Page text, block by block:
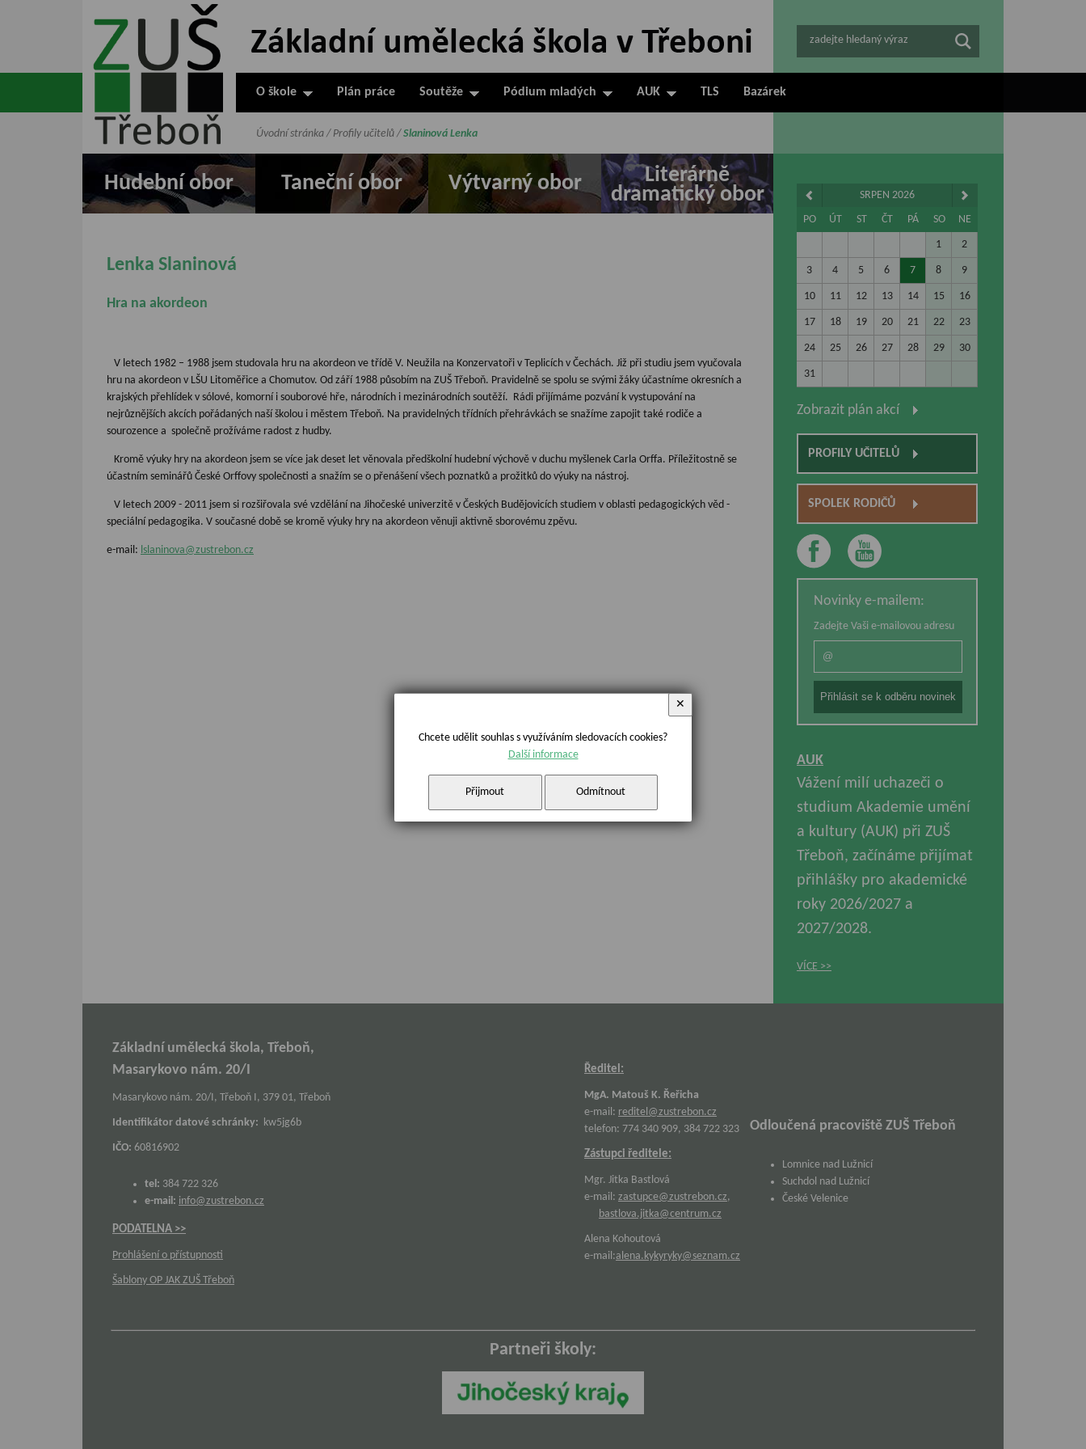
ZUŠ Třeboň -
Základní
umělecká škola
zadejte hledaný výraz
O škole Plán práce Soutěže Pódium mladých AUK TLS Bazárek
Hudební obor Taneční obor Výtvarný obor
Literárně
dramatický obor
Úvodní stránka / Profily učitelů / Slaninová Lenka
Lenka Slaninová
Hra na akordeon
V letech 1982 – 1988 jsem studovala hru na akordeon ve třídě V. Neužila na Konzervatoři v Teplicích v Čechách. Již při studiu jsem vyučovala
hru na akordeon v LŠU Litoměřice a Chomutov. Od září 1988 působím na ZUŠ Třeboň. Pravidelně se spolu se svými žáky účastníme okresních a
krajských přehlídek v sólové, komorní i souborové hře, národních i mezinárodních soutěží. Rádi přijímáme pozvání k vystupování na
nejrůznějších akcích pořádaných naší školou i městem Třeboň. Na pravidelných třídních přehrávkách se snažíme zapojit také rodiče a
sourozence a společně prožíváme radost z hudby.
Kromě výuky hry na akordeon jsem se více jak deset let věnovala předškolní hudební výchově v duchu myšlenek Carla Orffa. Příležitostně se
účastním seminářů České Orffovy společnosti a snažím se o přenášení všech poznatků a prožitků do výuky na nástroj.
V letech 2009 - 2011 jsem si rozšiřovala své vzdělání na Jihočeské univerzitě v Českých Budějovicích studiem v oblasti pedagogických věd -
speciální pedagogika. V současné době se kromě výuky hry na akordeon věnuji aktivně sborovému zpěvu.
e-mail: lslaninova@zustrebon.cz
SRPEN 2026
PO
ÚT ST ČT PÁ SO NE
1 2
3 4 5 6 7 8 9
10 11 12 13 14 15 16
17 18 19 20 21 22 23
24 25 26 27 28 29 30
31
Zobrazit plán akcí
PROFILY UČITELŮ
SPOLEK RODIČŮ
Novinky e-mailem:
Zadejte Vaši e-mailovou adresu
AUK
Vážení milí uchazeči o
studium Akademie umění
a kultury (AUK) při ZUŠ
Třeboň, začínáme přijímat
přihlášky pro akademické
roky 2026/2027 a
2027/2028.
VÍCE
Základní umělecká škola, Třeboň,
Masarykovo nám. 20/I
Masarykovo nám. 20/I, Třeboň I, 379 01, Třeboň
Identifikátor datové schránky: kw5jg6b
IČO: 60816902
tel: 384 722 326
e-mail: info@zustrebon.cz
PODATELNA >>
Prohlášení o přístupnosti
Šablony OP JAK ZUŠ Třeboň
Ředitel:
MgA. Matouš K. Řeřicha
e-mail: reditel@zustrebon.cz
telefon: 774 340 909, 384 722 323
Zástupci ředitele:
Mgr. Jitka Bastlová
e-mail: zastupce@zustrebon.cz,
bastlova.jitka@centrum.cz
Alena Kohoutová
e-mail:alena.kykyryky@seznam.cz
Odloučená pracoviště ZUŠ Třeboň
Lomnice nad Lužnicí
Suchdol nad Lužnicí
České Velenice
Partneři školy:
Chcete udělit souhlas s využíváním sledovacích cookies?
Další informace
Přijmout Odmítnout
✕